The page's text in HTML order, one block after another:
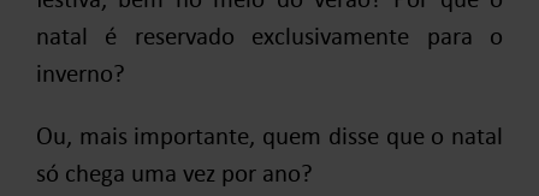
natal é reservado exclusivamente para o
inverno?
Ou, mais importante, quem disse que o natal
só chega uma vez por ano?